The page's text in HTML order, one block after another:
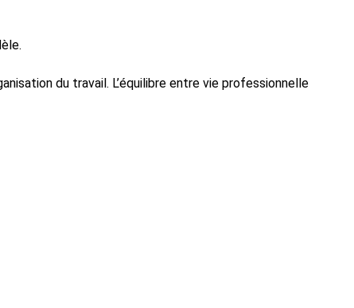
du travail. L’équilibre entre vie professionnelle